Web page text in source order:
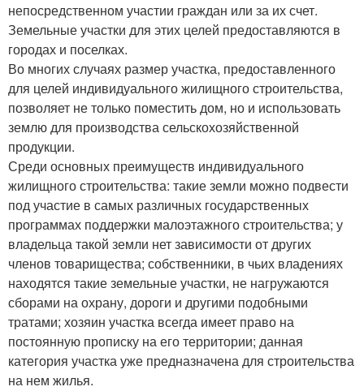
непосредственном участии граждан или за их счет.
Земельные участки для этих целей предоставляются в
городах и поселках.
Во многих случаях размер участка, предоставленного
для целей индивидуального жилищного строительства,
позволяет не только поместить дом, но и использовать
землю для производства сельскохозяйственной
продукции.
Среди основных преимуществ индивидуального
жилищного строительства: такие земли можно подвести
под участие в самых различных государственных
программах поддержки малоэтажного строительства; у
владельца такой земли нет зависимости от других
членов товарищества; собственники, в чьих владениях
находятся такие земельные участки, не нагружаются
сборами на охрану, дороги и другими подобными
тратами; хозяин участка всегда имеет право на
постоянную прописку на его территории; данная
категория участка уже предназначена для строительства
на нем жилья.